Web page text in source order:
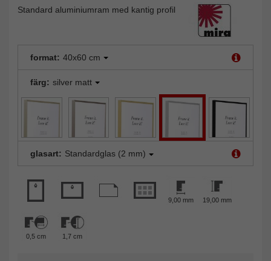
Standard aluminiumram med kantig profil
format: 40x60 cm
färg: silver matt
glasart: Standardglas (2 mm)
9,00 mm 19,00 mm
0,5 cm 1,7 cm